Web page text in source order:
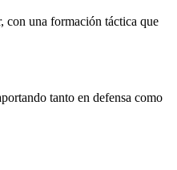
con una formación táctica que
tanto en defensa como